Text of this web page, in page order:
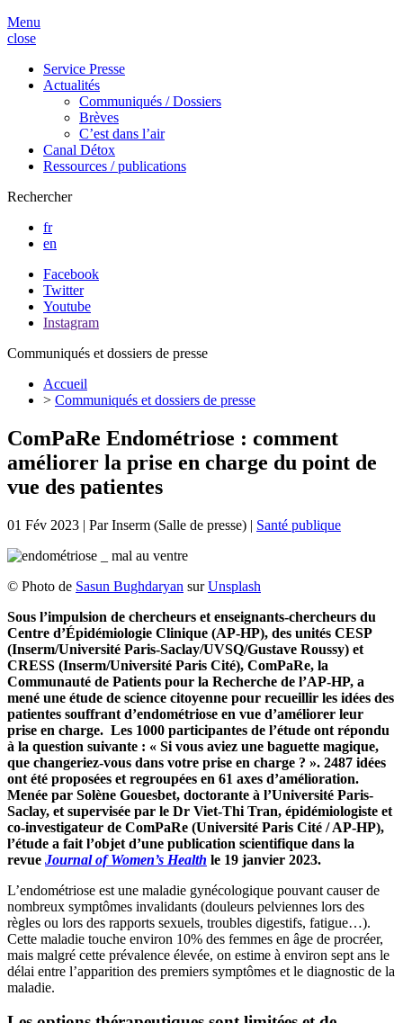
Menu
close
Service Presse
Actualités
Communiqués / Dossiers
Brèves
C’est dans l’air
Canal Détox
Ressources / publications
Rechercher
fr
en
Facebook
Twitter
Youtube
Instagram
Communiqués et dossiers de presse
Accueil
> Communiqués et dossiers de presse
ComPaRe Endométriose : comment
améliorer la prise en charge du point de
vue des patientes
01 Fév 2023 | ParInserm (Salle de presse) | Santé publique
© Photo de Sasun Bughdaryan surUnsplash
Sous l’impulsion de chercheurs et enseignants-chercheurs du
Centre d’Épidémiologie Clinique (AP-HP), des unités CESP
(Inserm/Université Paris-Saclay/UVSQ/Gustave Roussy) et
CRESS (Inserm/Université Paris Cité), ComPaRe, la
Communauté de Patients pour la Recherche de l’AP-HP, a
mené une étude de science citoyenne pour recueillir les idées des
patientes souffrant d’endométriose en vue d’améliorer leur
prise en charge. Les 1000 participantes de l’étude ont répondu
à la question suivante : « Si vous aviez une baguette magique,
que changeriez-vous dans votre prise en charge ? ». 2487 idées
ont été proposées et regroupées en 61 axes d’amélioration.
Menée par Solène Gouesbet, doctorante à l’Université Paris-
Saclay, et supervisée par le Dr Viet-Thi Tran, épidémiologiste et
co-investigateur de ComPaRe (Université Paris Cité / AP-HP),
l’étude a fait l’objet d’une publication scientifique dans la
revue Journal of Women’s Health le 19 janvier 2023.
L’endométriose est une maladie gynécologique pouvant causer de
nombreux symptômes invalidants (douleurs pelviennes lors des
règles ou lors des rapports sexuels, troubles digestifs, fatigue…).
Cette maladie touche environ 10% des femmes en âge de procréer,
mais malgré cette prévalence élevée, on estime à environ sept ans le
délai entre l’apparition des premiers symptômes et le diagnostic de la
maladie.